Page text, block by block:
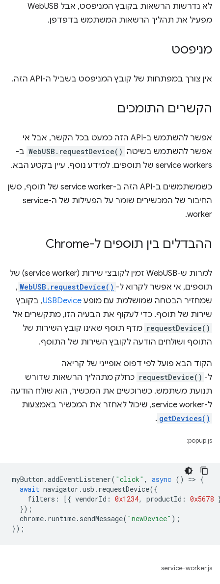
לא נדרשות הרשאות בקובץ המניפסט, אבל WebUSB
מפעיל את תהליך הרשאות המשתמש בדפדפן.
מניפסט
אין צורך במפתחות של קובץ המניפסט בשביל ה-API הזה.
הקשרים התומכים
אפשר להשתמש ב-API הזה כמעט בכל הקשר, אבל אי
אפשר להשתמש בשיטה WebUSB.requestDevice() ב-
service workers של תוספים. למידע נוסף, עיין בקטע הבא.
כשמשתמשים ב-API הזה ב-service worker של תוסף, סשן
החיבור של המכשירים שומר על הפעילות של ה-service
worker.
ההבדלים בין תוספים ל-Chrome
למרות ש-WebUSB זמין לקובצי שירות (service worker) של
תוספים, אי אפשר לקרוא ל- WebUSB.requestDevice()
,
שמחזיר הבטחה שמושלמת עם מופע USBDevice, בקובץ
שירות של תוסף. כדי לעקוף את הבעיה הזו, מתקשרים אל
requestDevice() מדף תוסף שאינו קובץ השירות של
התוסף ושולחים הודעה לקובץ השירות של התוסף.
הקוד הבא פועל לפי דפוס אופייני של קריאה
ל- requestDevice() כחלק מתהליך הרשאות שדורש
תנועת משתמש. כשרוכשים את המכשיר, הוא שולח הודעה
ל-service worker, שיכול לאחזר את המכשיר באמצעות
getDevices()
.
popup.js:
myButton .addEventListener( "click" , async () => {
await navigator .usb . requestDevice({
filters : [{ vendorId : 0x1234, productId : 0x5678
});
chrome. runtime. sendMessage( "newDevice" );
});
service-worker.js